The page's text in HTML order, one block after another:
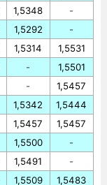
1,5348
1,5292
1,5314
-
-
1,5342
1,5457
1,5500
1,5491
1,5509
-
-
1,5531
1,5501
1,5457
1,5444
1,5457
-
-
1,5483